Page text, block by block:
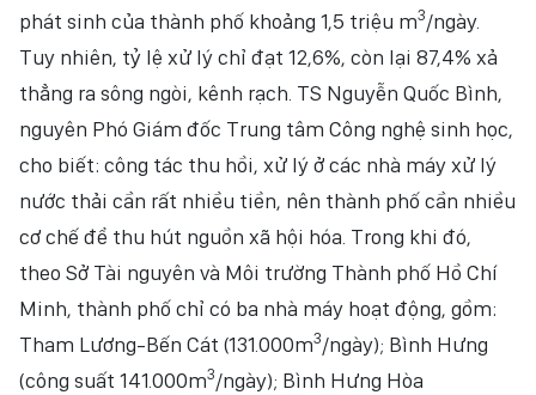
phát sinh của thành phố khoảng 1,5 triệu m3/ngày.
Tuy nhiên, tỷ lệ xử lý chỉ đạt 12,6%, còn lại 87,4% xả
thẳng ra sông ngòi, kênh rạch. TS Nguyễn Quốc Bình,
nguyên Phó Giám đốc Trung tâm Công nghệ sinh học,
cho biết: công tác thu hồi, xử lý ở các nhà máy xử lý
nước thải cần rất nhiều tiền, nên thành phố cần nhiều
cơ chế để thu hút nguồn xã hội hóa. Trong khi đó,
theo Sở Tài nguyên và Môi trường Thành phố Hồ Chí
Minh, thành phố chỉ có ba nhà máy hoạt động, gồm:
Tham Lương-Bến Cát (131.000m3/ngày); Bình Hưng
(công suất 141.000m3/ngày); Bình Hưng Hòa